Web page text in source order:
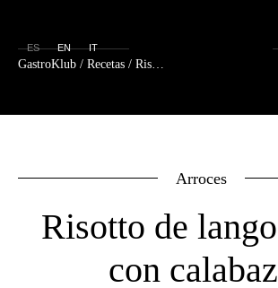
GastroKlub / Recetas / Risotto de langostinos con calabaza
ES EN IT
Arroces
Risotto de
con